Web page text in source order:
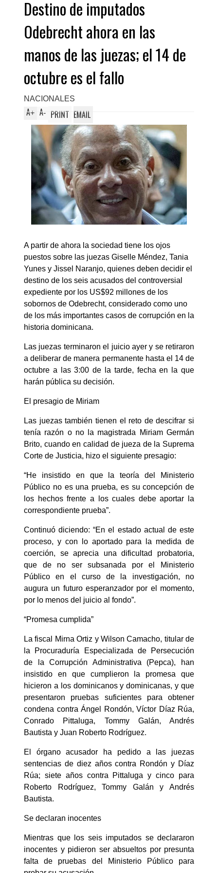
Destino de imputados
Odebrecht ahora en las
manos de las juezas; el 14 de
octubre es el fallo
NACIONALES
A+ A- PRINT EMAIL
A partir de ahora la sociedad tiene los ojos
puestos sobre las juezas Giselle Méndez, Tania
Yunes y Jissel Naranjo, quienes deben decidir el
destino de los seis acusados del controversial
expediente por los US$92 millones de los
sobornos de Odebrecht, considerado como uno
de los más importantes casos de corrupción en la
historia dominicana.
Las juezas terminaron el juicio ayer y se retiraron
a deliberar de manera permanente hasta el 14 de
octubre a las 3:00 de la tarde, fecha en la que
harán pública su decisión.
El presagio de Miriam
Las juezas también tienen el reto de descifrar si
tenía razón o no la magistrada Miriam Germán
Brito, cuando en calidad de jueza de la Suprema
Corte de Justicia, hizo el siguiente presagio:
“He insistido en que la teoría del Ministerio
Público no es una prueba, es su concepción de
los hechos frente a los cuales debe aportar la
correspondiente prueba”.
Continuó diciendo: “En el estado actual de este
proceso, y con lo aportado para la medida de
coerción, se aprecia una dificultad probatoria,
que de no ser subsanada por el Ministerio
Público en el curso de la investigación, no
augura un futuro esperanzador por el momento,
por lo menos del juicio al fondo”.
“Promesa cumplida”
La fiscal Mirna Ortiz y Wilson Camacho, titular de
la Procuraduría Especializada de Persecución
de la Corrupción Administrativa (Pepca), han
insistido en que cumplieron la promesa que
hicieron a los dominicanos y dominicanas, y que
presentaron pruebas suficientes para obtener
condena contra Ángel Rondón, Víctor Díaz Rúa,
Conrado Pittaluga, Tommy Galán, Andrés
Bautista y Juan Roberto Rodríguez.
El órgano acusador ha pedido a las juezas
sentencias de diez años contra Rondón y Díaz
Rúa; siete años contra Pittaluga y cinco para
Roberto Rodríguez, Tommy Galán y Andrés
Bautista.
Se declaran inocentes
Mientras que los seis imputados se declararon
inocentes y pidieron ser absueltos por presunta
falta de pruebas del Ministerio Público para